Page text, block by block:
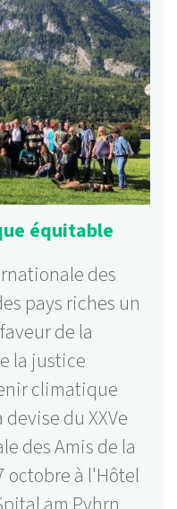
équitable
des
pays riches un
de la
la justice
climatique
du XXVe
des Amis de la
octobre à l'Hôtel